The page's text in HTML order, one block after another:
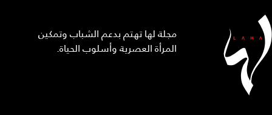
مجلة لها تهتم بدعم الشباب وتمكين
المرأة العصرية وأسلوب الحياة.